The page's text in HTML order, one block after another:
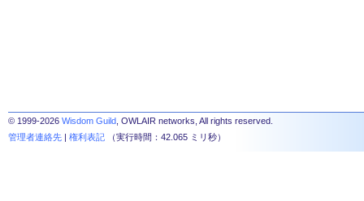
© 1999-2026 Wisdom Guild , OWLAIR networks, All rights reserved.
管理者連絡先 | 権利表記 （実行時間：42.065 ミリ秒）